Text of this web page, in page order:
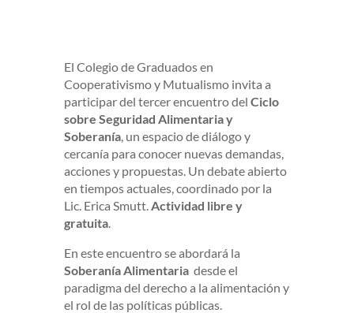
El Colegio de Graduados en
Cooperativismo y Mutualismo invita a
participar del tercer encuentro del Ciclo
sobre Seguridad Alimentaria y
Soberanía, un espacio de diálogo y
cercanía para conocer nuevas demandas,
acciones y propuestas. Un debate abierto
en tiempos actuales, coordinado por la
Lic. Erica Smutt.Actividad libre y
gratuita.
En este encuentro se abordará la
Soberanía Alimentariadesde el
paradigma del derecho a la alimentación y
el rol de las políticas públicas.